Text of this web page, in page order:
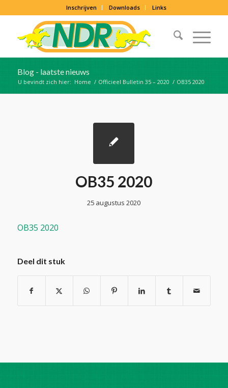
Inschrijven Downloads Links
Blog - laatste nieuws
U bevindt zich hier: Home / Officieel Bulletin 35 – 2020 / OB35 2020
OB35 2020
25 augustus 2020
OB35 2020
Deel dit stuk